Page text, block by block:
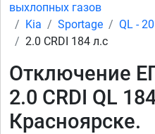
выхлопных газов
Kia
Sportage QL -
2.0 CRDI 184 л.с
Отключение
2.0 CRDI QL
Красноярске.